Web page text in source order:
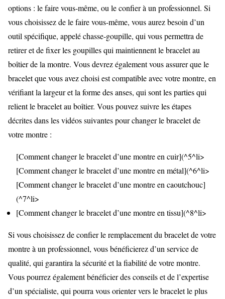
options : le faire vous-même, ou le confier à un professionnel. Si
vous choisissez de le faire vous-même, vous aurez besoin d’un
outil spécifique, appelé chasse-goupille, qui vous permettra de
retirer et de fixer les goupilles qui maintiennent le bracelet au
boîtier de la montre. Vous devrez également vous assurer que le
bracelet que vous avez choisi est compatible avec votre montre, en
vérifiant la largeur et la forme des anses, qui sont les parties qui
relient le bracelet au boîtier. Vous pouvez suivre les étapes
décrites dans les vidéos suivantes pour changer le bracelet de
votre montre :
[Comment changer le bracelet d’une montre en cuir](^5^li>
[Comment changer le bracelet d’une montre en métal](^6^li>
[Comment changer le bracelet d’une montre en caoutchouc]
(^7^li>
[Comment changer le bracelet d’une montre en tissu](^8^li>
Si vous choisissez de confier le remplacement du bracelet de votre
montre à un professionnel, vous bénéficierez d’un service de
qualité, qui garantira la sécurité et la fiabilité de votre montre.
Vous pourrez également bénéficier des conseils et de l’expertise
d’un spécialiste, qui pourra vous orienter vers le bracelet le plus